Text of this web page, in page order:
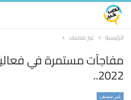
الرئيسية غير مصنف
مفاجآت مستمرة في
2022..
غير مصنف